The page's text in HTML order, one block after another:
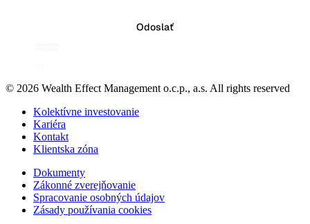
© 2026 Wealth Effect Management o.c.p., a.s. All rights reserved
Kolektívne investovanie
Kariéra
Kontakt
Klientska zóna
Dokumenty
Zákonné zverejňovanie
Spracovanie osobných údajov
Zásady používania cookies